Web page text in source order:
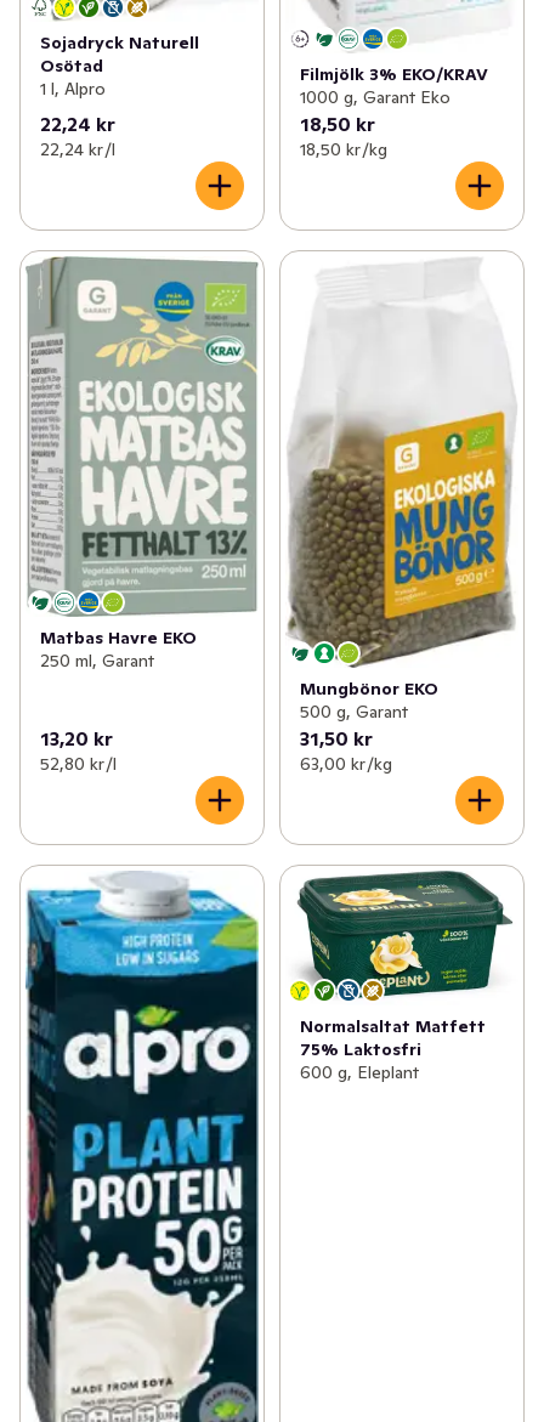
Sojadryck Naturell
Osötad
1 l, Alpro
22,24 kr
22,24 kr /l
Filmjölk 3% EKO/KRAV
1000 g, Garant Eko
18,50 kr
18,50 kr /kg
Matbas Havre EKO
250 ml, Garant
13,20 kr
52,80 kr /l
Mungbönor EKO
500 g, Garant
31,50 kr
63,00 kr /kg
Normalsaltat Matfett
75% Laktosfri
600 g, Eleplant